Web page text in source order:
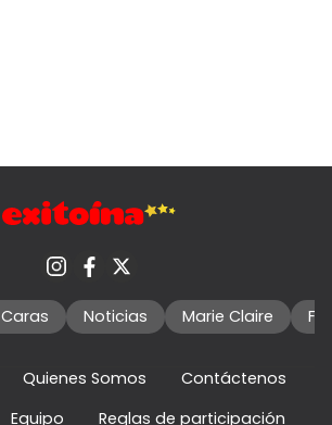
Caras Noticias Marie Claire
Quienes Somos
Contáctenos
Equipo Reglas de participación